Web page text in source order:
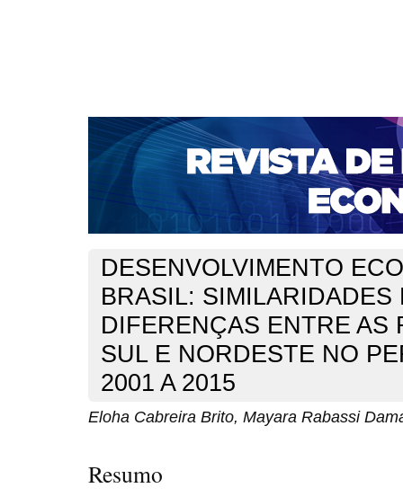
CAPA SOBRE ACESSO CADASTRO
NOTÍCIAS
PORTAL DE REVISTAS DA UNIFACS
BASES DE DADOS E INDEXADORES
Capa Ano XX - V. 3 - N. 41 - Dezembro de 2018>Cabreira
DESENVOLVIMENTO
BRASIL: SIMILARIDADES
DIFERENÇAS ENTRE AS
SUL E NORDESTE NO
2001 A 2015
Eloha Cabreira Brito, Mayara Rabassi
Resumo